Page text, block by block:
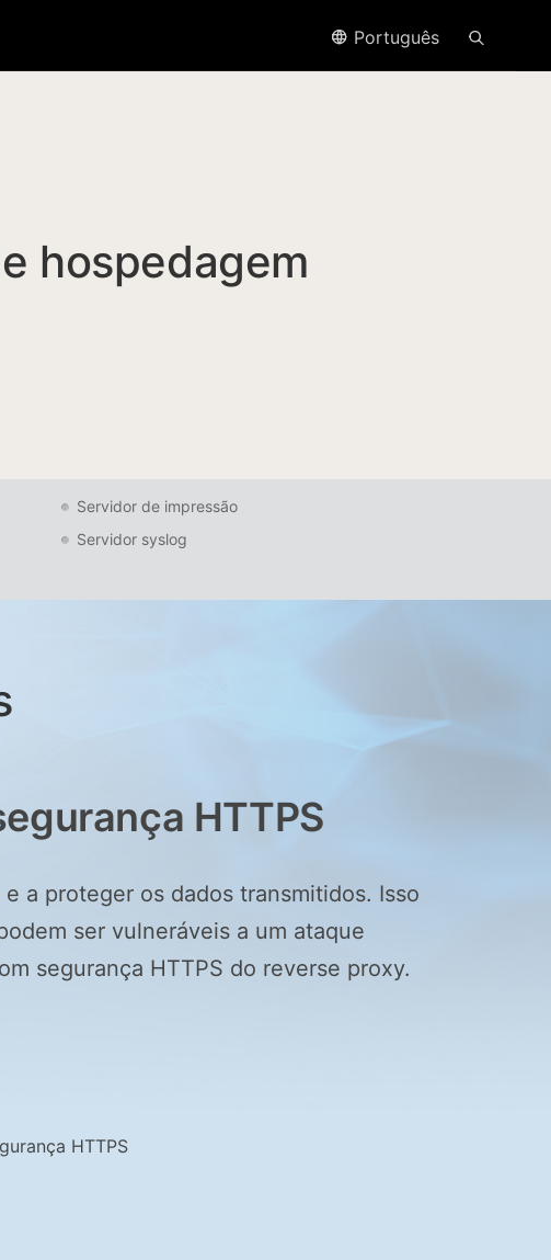
Português
hospedagem
Servidor de impressão
Servidor syslog
HTTPS
a proteger os dados transmitidos. Isso
ser vulneráveis a um ataque
segurança HTTPS do reverse proxy.